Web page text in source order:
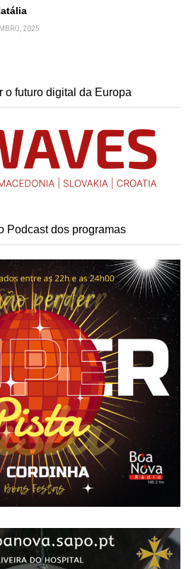
2025
o futuro digital da Europa
Podcast dos programas